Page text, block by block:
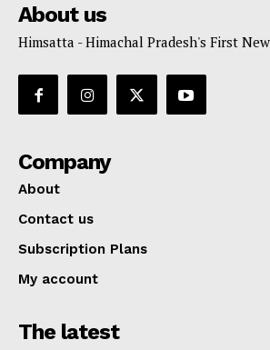
About us
Himsatta - Himachal Pradesh's First
Company
About
Contact us
Subscription Plans
My account
The latest